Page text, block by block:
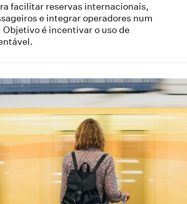
facilitar reservas internacionais,
e integrar operadores num
é incentivar o uso de